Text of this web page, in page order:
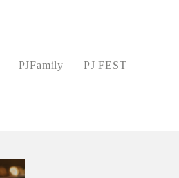
PJFamily PJ FEST